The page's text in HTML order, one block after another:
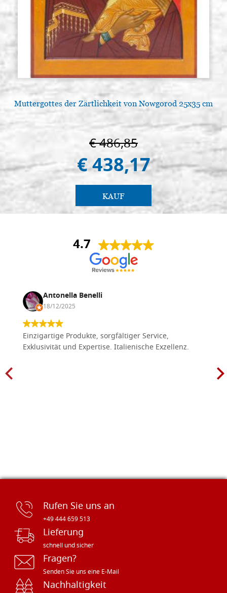
Muttergottes der Zärtlichkeit von Nowgorod 25x35 cm
€ 486,85
€ 438,17
KAUF
4.7
Antonella Benelli
18/12/2025
Einzigartige Produkte, sorgfältiger Service,
Exklusivität und Expertise. Italienische Exzellenz.
Rufen Sie uns an
+49 444 659 513
Lieferung
schnell und sicher
Fragen?
Senden Sie uns eine E-Mail
Nachhaltigkeit